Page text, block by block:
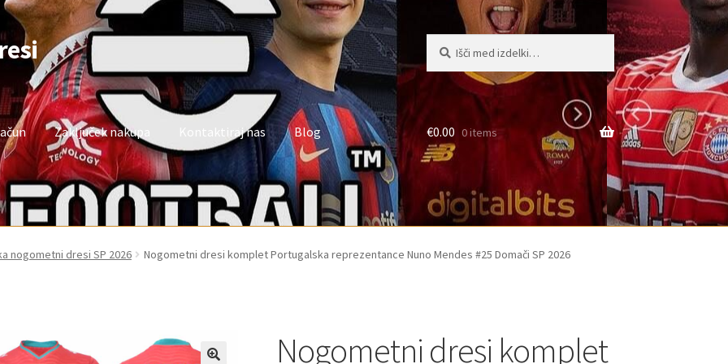
Zaključek nakupa Kontaktiraj nas Blog
račun TrgovinaZaključek nakupa
€0.00 0 items
nogometni dresi SP 2026 Nogometni dresi komplet Portugalska reprezentance Nuno Mendes #25 Domači SP 2026
Nogometni dresi komplet